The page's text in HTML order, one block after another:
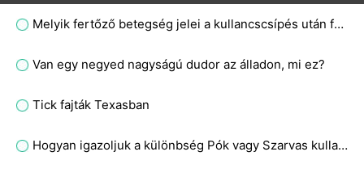
Melyik fertőző betegség jelei a kullancscsípés után fellépő vörös kiütések magas lázzal, hidegrázással és testfájdalmakkal?
Van egy negyed nagyságú dudor az álladon, mi ez?
Tick ​​fajták Texasban
Hogyan igazoljuk a különbség Pók vagy Szarvas kullancscsípés